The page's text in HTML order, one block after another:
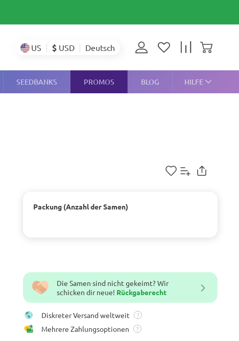
US $ USD Deutsch
SEEDBANKS PROMOS BLOG HILFE
Packung (Anzahl der Samen)
Die Samen sind nicht gekeimt? Wir
schicken dir neue! Rückgaberecht
Diskreter Versand weltweit ?
Mehrere Zahlungsoptionen ?